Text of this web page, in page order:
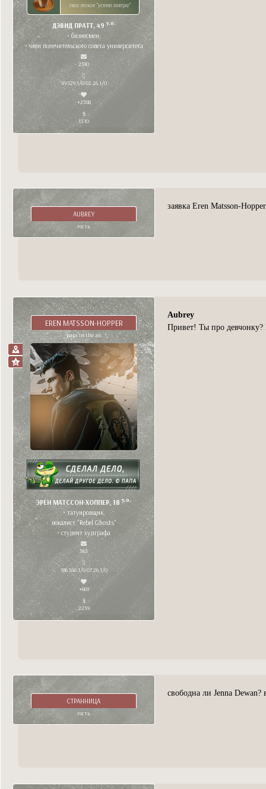
твое легкое "успею завтра"
ДЭВИД ПРАТТ, 49y.o.
• бизнесмен;
• член попечительского совета университета
2590
49 529,1/0 02.26,1/0
+2388
1310
AUBREY
гость
заявка Eren Matsson-
EREN MATSSON-HOPPER
pain in the ass
ЭРЕН МАТССОН-ХОППЕР, 18y.o.
• татуировщик,
вокалист "Rebel Ghosts"
• студент худграфа
363
186 548,1/0 07.26,1/0
+669
2239
Aubrey
Привет! Ты про
СТРАННИЦА
гость
свободна ли Jenna